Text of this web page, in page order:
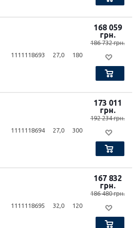
1111118693 27,0 180
168 059
грн.
186 732 грн.
1111118694 27,0 300
173 011
грн.
192 234 грн.
1111118695 32,0 120
167 832
грн.
186 480 грн.